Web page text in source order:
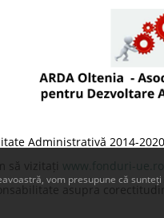
Administrativă 2014-2020
să vizitați
www.fonduri-ue.ro
asupra
vom presupune că